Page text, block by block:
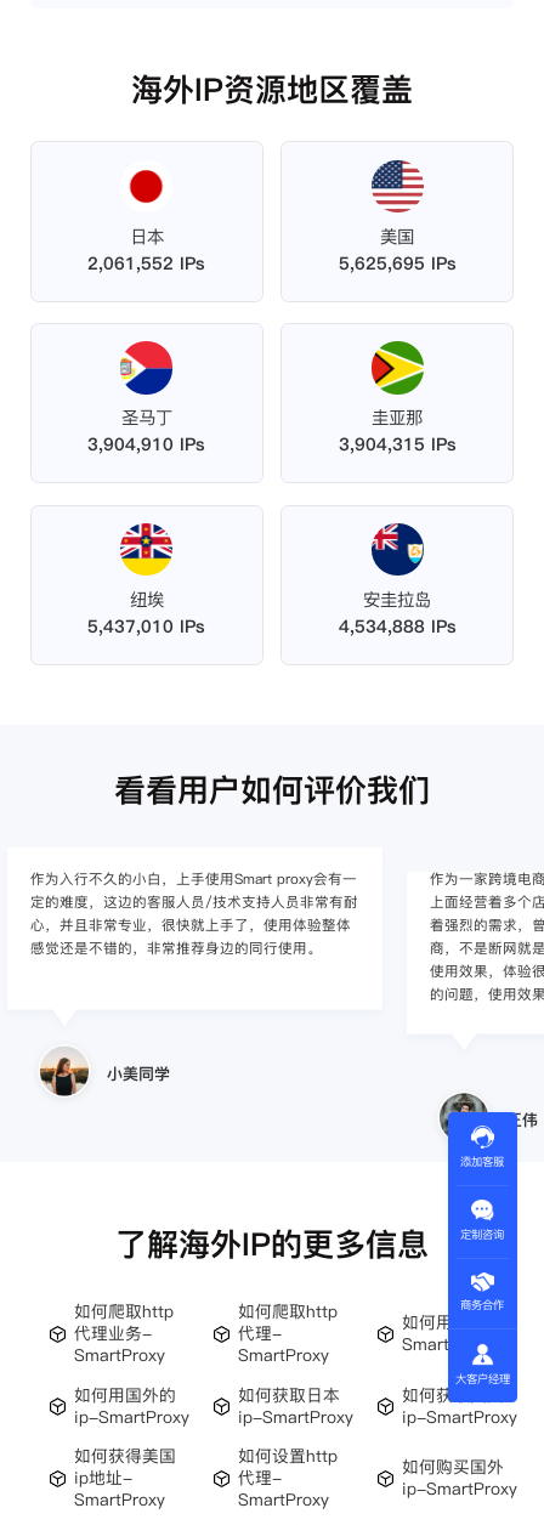
海外IP资源地区覆盖
日本
2,061,552 IPs
美国
5,625,695 IPs
圣马丁
3,904,910 IPs
圭亚那
3,904,315 IPs
纽埃
5,437,010 IPs
安圭拉岛
4,534,888 IPs
看看用户如何评价我们
作为入行不久的小白，上手使用Smart proxy会有一
定的难度，这边的客服人员/技术支持人员非常有耐
心，并且非常专业，很快就上手了，使用体验整体
感觉还是不错的，非常推荐身边的同行使用。
小美同学
作为一家跨境电
上面经营着多个
着强烈的需求，
商，不是断网就
使用效果，体验
的问题，使用效
王伟
了解海外IP的更多信息
如何爬取http
代理业务-
SmartProxy
如何爬取http
代理-
SmartProxy
如何用代理ip-
SmartProxy
如何用国外的
ip-SmartProxy
如何获取日本
ip-SmartProxy
如何获取美国
ip-SmartProxy
如何获得美国
ip地址-
SmartProxy
如何设置http
代理-
SmartProxy
如何购买国外
ip-SmartProxy
添加客服
定制咨询
商务合作
大客户经理